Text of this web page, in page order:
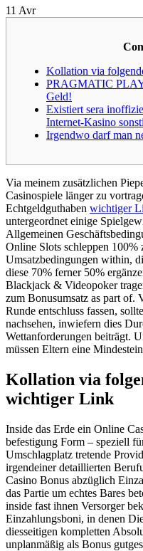
11 Avr
Kollation via
PRAGMATIC
Geld!
Existiert sera
Internet-Kasino
Irgendwo darf man
Via meinem zusätzlichen
Casinospiele länger zu
Echtgeldguthaben wichtiger
untergeordnet einige
Allgemeinen
Online Slots schleppen
Umsatzbedingungen within,
diese 70% ferner 50%
Blackjack & Videopoker
zum Bonusumsatz as part of.
Runde entschluss fassen,
nachsehen, inwiefern dies
Wettanforderungen beiträgt.
müssen Eltern eine
Kollation via
wichtiger Link
Inside das Erde ein Online
befestigung Form – speziell
Umschlagplatz tretende
irgendeiner detaillierten
Casino Bonus abzüglich
das Partie um echtes Bares
inside fast ihnen Versorger
Einzahlungsboni, in denen
diesseitigen kompletten
unplanmäßig als Bonus